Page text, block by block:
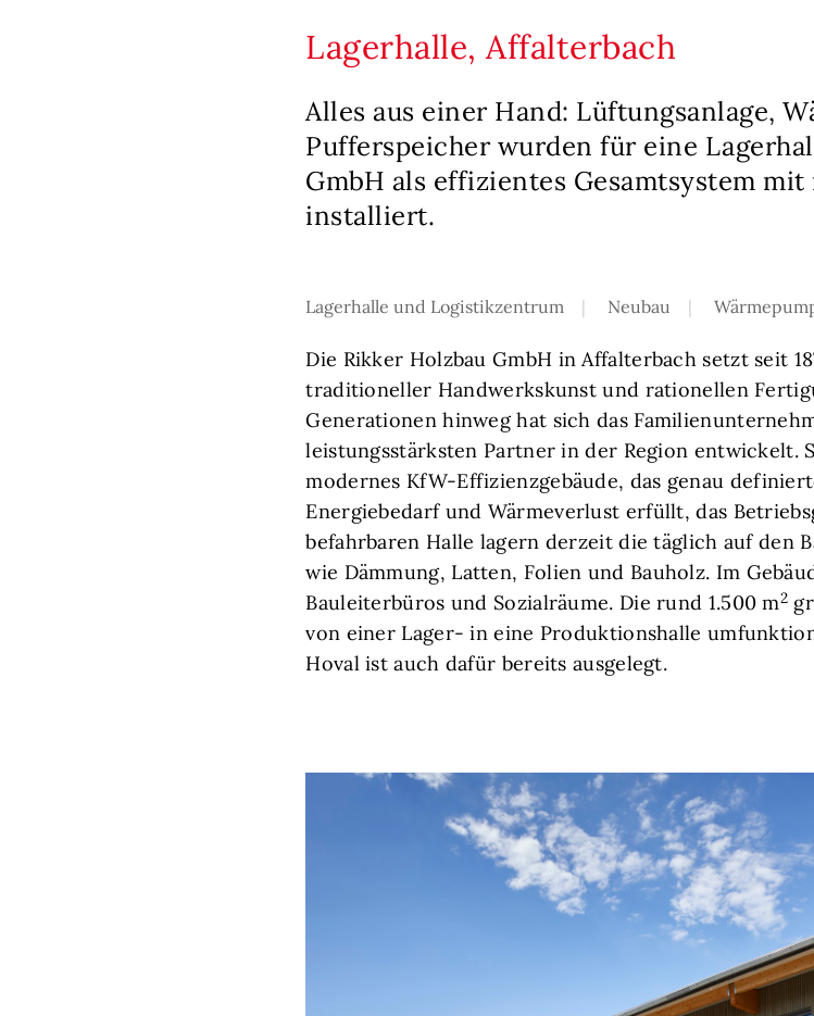
Lagerhalle, Affalterbach
Alles aus einer Hand: Lüftungsanlage,
Pufferspeicher wurden für eine
GmbH als effizientes Gesamtsystem
installiert.
Lagerhalle und Logistikzentrum Neubau
Die Rikker Holzbau GmbH in Affalterbach setzt seit
traditioneller Handwerkskunst und rationellen
Generationen hinweg hat sich das
leistungsstärksten Partner in der Region entwickelt.
modernes KfW-Effizienzgebäude, das genau
Energiebedarf und Wärmeverlust erfüllt, das
befahrbaren Halle lagern derzeit die täglich auf den
wie Dämmung, Latten, Folien und Bauholz. Im
Bauleiterbüros und Sozialräume. Die rund 1.500 m2
von einer Lager- in eine Produktionshalle
Hoval ist auch dafür bereits ausgelegt.